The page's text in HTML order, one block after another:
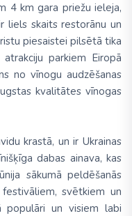
4 km gara priežu ieleja,
liels skaits restorānu un
piesaistei pilsētā tika
parkiem Eiropā
no vīnogu audzēšanas
kvalitātes vīnogas
krastā, un ir Ukrainas
dabas ainava, kas
sākumā peldēšanās
svētkiem un
populāri un visiem labi